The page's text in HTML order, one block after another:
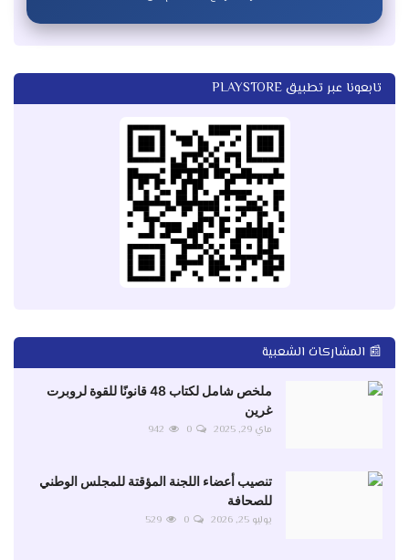
تابعونا عبر تطبيق PLAYSTORE
📰 المشاركات الشعبية
ملخص شامل لكتاب 48 قانونًا للقوة لروبرت
غرين
ماي 29, 2025
0
942
تنصيب أعضاء اللجنة المؤقتة للمجلس الوطني
للصحافة
يوليو 25, 2026
0
529